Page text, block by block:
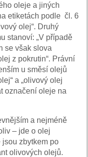
oleje a jiných
etiketách podle čl. 6
olej“. Druhý
stanoví: „V případě
se však slova
z pokrutin“. Právní
u směsí olejů
a „olivový olej
označení oleje na
a nejméně
– jde o olej
zbytkem po
olivových olejů.